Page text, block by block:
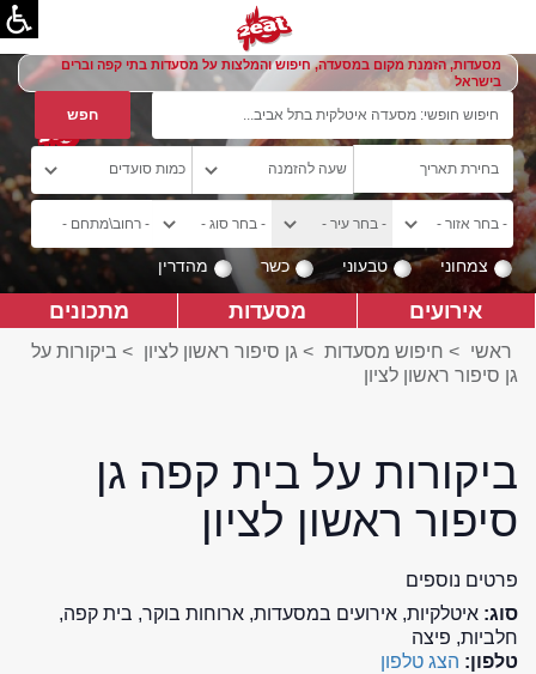
מסעדות, הזמנת מקום במסעדה, חיפוש והמלצות על מסעדות בתי קפה וברים
בישראל
צמחוני טבעוני כשר מהדרין
אירועים מסעדות מתכונים
ראשי > חיפוש מסעדות > גן סיפור ראשון לציון > ביקורות על
גן סיפור ראשון לציון
ביקורות על בית קפה גן
סיפור ראשון לציון
פרטים נוספים
סוג: איטלקיות, אירועים במסעדות, ארוחות בוקר, בית קפה,
חלביות, פיצה
טלפון: הצג טלפון